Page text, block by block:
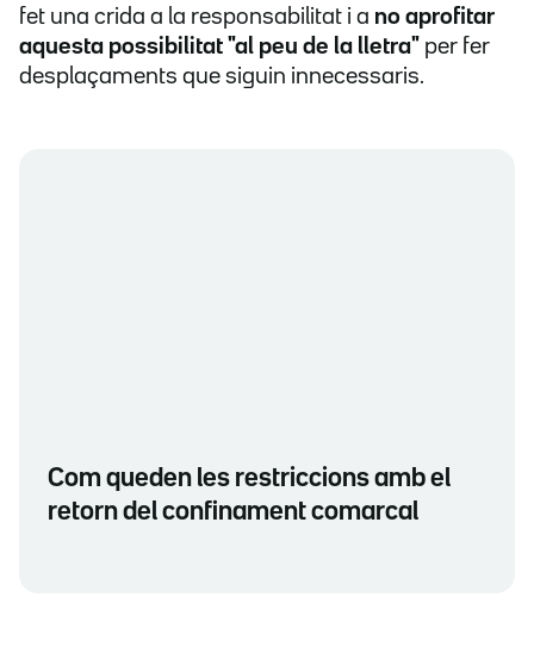
fet una crida a la responsabilitat i a no aprofitar
aquesta possibilitat "al peu de la lletra" per fer
desplaçaments que siguin innecessaris.
Com queden les restriccions amb el
retorn del confinament comarcal